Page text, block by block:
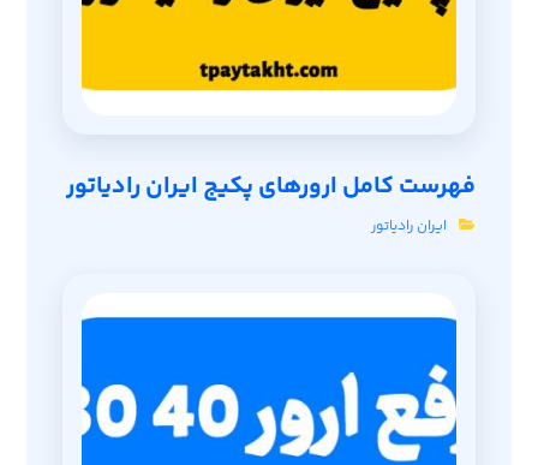
فهرست کامل ارورهای پکیج ایران رادیاتور
ایران رادیاتور